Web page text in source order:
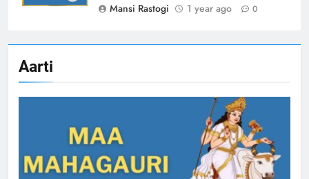
Aarti
Mansi Rastogi
1 year ago 0